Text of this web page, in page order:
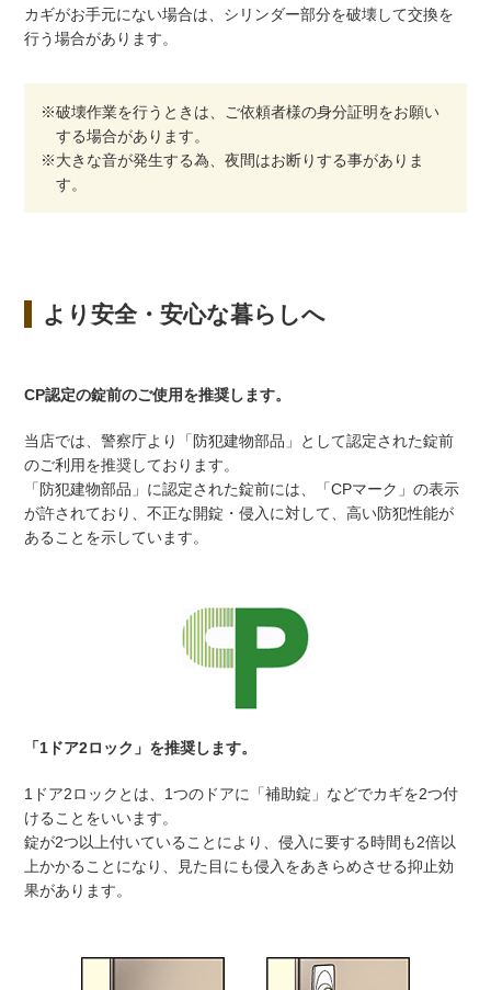
カギがお手元にない場合は、シリンダー部分を破壊して交換を
行う場合があります。
※破壊作業を行うときは、ご依頼者様の身分証明をお願い
する場合があります。
※大きな音が発生する為、夜間はお断りする事がありま
す。
より安全・安心な暮らしへ
CP認定の錠前のご使用を推奨します。
当店では、警察庁より「防犯建物部品」として認定された錠前
のご利用を推奨しております。
「防犯建物部品」に認定された錠前には、「CPマーク」の表示
が許されており、不正な開錠・侵入に対して、高い防犯性能が
あることを示しています。
「1ドア2ロック」を推奨します。
1ドア2ロックとは、1つのドアに「補助錠」などでカギを2つ付
けることをいいます。
錠が2つ以上付いていることにより、侵入に要する時間も2倍以
上かかることになり、見た目にも侵入をあきらめさせる抑止効
果があります。